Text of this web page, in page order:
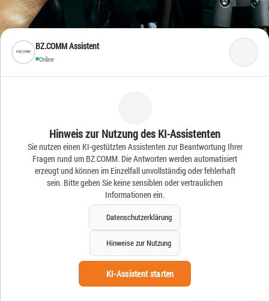
BZ.COMM Assistent
Online
Hinweis zur Nutzung des KI-Assistenten
Sie nutzen einen KI-gestützten Assistenten zur Beantwortung Ihrer
Fragen rund um BZ.COMM. Die Antworten werden automatisiert
erzeugt und können im Einzelfall unvollständig oder fehlerhaft
sein. Bitte geben Sie keine sensiblen oder vertraulichen
Informationen ein.
Datenschutzerklärung
Hinweise zur Nutzung
KI-Assistent starten
Frische Ideen – Frische
News